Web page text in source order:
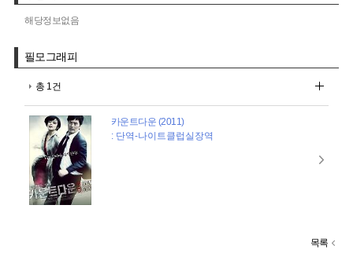
해당정보없음
필모그래피
총 1건
카운트다운 (2011)
: 단역-나이트클럽실장역
목록